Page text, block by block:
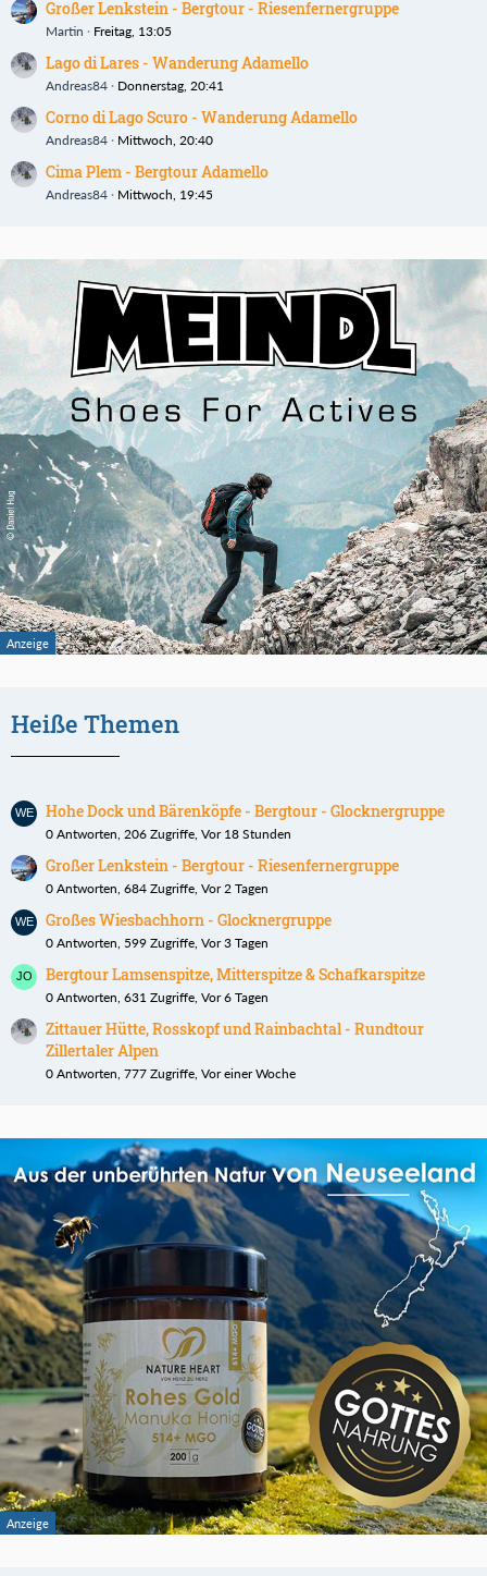
Großer Lenkstein - Bergtour - Riesenfernergruppe
Martin Freitag, 13:05
Lago di Lares - Wanderung Adamello
Andreas84 Donnerstag, 20:41
Corno di Lago Scuro - Wanderung Adamello
Andreas84 Mittwoch, 20:40
Cima Plem - Bergtour Adamello
Andreas84 Mittwoch, 19:45
Heiße Themen
Hohe Dock und Bärenköpfe - Bergtour - Glocknergruppe
0 Antworten, 206 Zugriffe, Vor 18 Stunden
Großer Lenkstein - Bergtour - Riesenfernergruppe
0 Antworten, 684 Zugriffe, Vor 2 Tagen
Großes Wiesbachhorn - Glocknergruppe
0 Antworten, 599 Zugriffe, Vor 3 Tagen
Bergtour Lamsenspitze, Mitterspitze & Schafkarspitze
0 Antworten, 631 Zugriffe, Vor 6 Tagen
Zittauer Hütte, Rosskopf und Rainbachtal - Rundtour
Zillertaler Alpen
0 Antworten, 777 Zugriffe, Vor einer Woche